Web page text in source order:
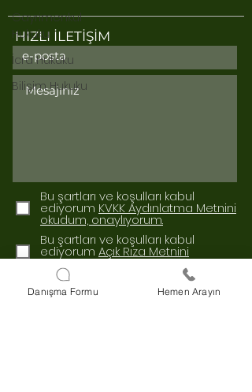
Gayrimenkul
Hukuku
İcra Hukuku
Bilişim Hukuku
HIZLI İLETİŞİM
Bu şartları ve koşulları kabul
ediyorum KVKK Aydınlatma Metnini
okudum, onaylıyorum.
Bu şartları ve koşulları kabul
ediyorum Açık Rıza Metnini
okudum, onaylıyorum.
Gönder
Danışma Formu Hemen Arayın